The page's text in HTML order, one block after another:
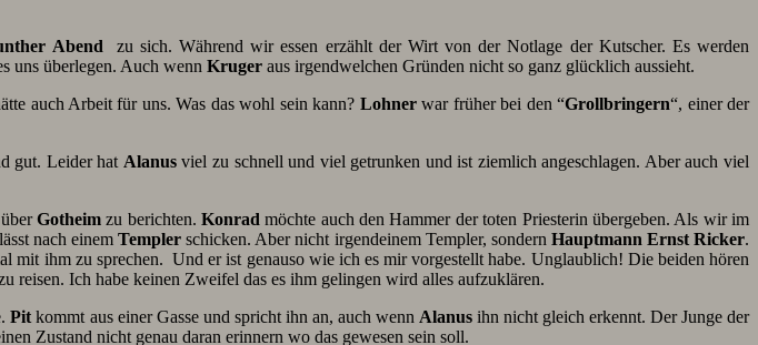
Abend zu sich. Während wir essen erzählt der Wirt von der Notlage der Kutscher. Es werden
uns überlegen. Auch wenn Kruger aus irgendwelchen Gründen nicht so ganz glücklich aussieht.
auch Arbeit für uns. Was das wohl sein kann? Lohnerwar früher bei den “Grollbringern“, einer der
gut. Leider hat Alanusviel zu schnell und viel getrunken und ist ziemlich angeschlagen. Aber auch viel
Gotheimzu berichten. Konrad möchte auch den Hammer der toten Priesterin übergeben. Als wir im
nach einemTempler schicken. Aber nicht irgendeinem Templer, sondern Hauptmann Ernst Ricker.
mit ihm zu sprechen. Und er ist genauso wie ich es mir vorgestellt habe. Unglaublich! Die beiden hören
reisen. Ich habe keinen Zweifel das es ihm gelingen wird alles aufzuklären.
Pit kommt aus einer Gasse und spricht ihn an, auch wenn Alanusihn nicht gleich erkennt. Der Junge der
Zustand nicht genau daran erinnern wo das gewesen sein soll.